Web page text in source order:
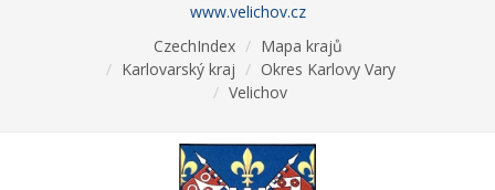
www.velichov.cz
CzechIndex
Mapa krajů
Karlovarský kraj
Okres Karlovy Vary
Velichov